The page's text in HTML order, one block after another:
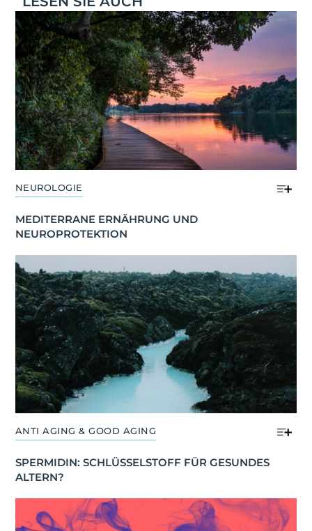
NEUROLOGIE
MEDITERRANE ERNÄHRUNG UND
NEUROPROTEKTION
ANTI AGING & GOOD AGING
SPERMIDIN: SCHLÜSSELSTOFF FÜR GESUNDES
ALTERN?